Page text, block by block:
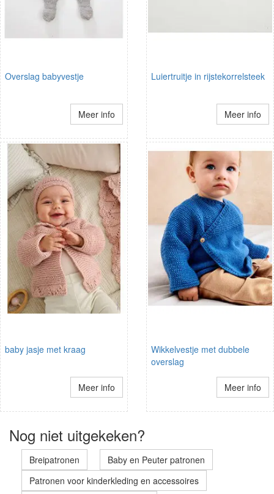
Overslag babyvestje
Meer info
Luiertruitje in rijstekorrelsteek
Meer info
baby jasje met kraag
Meer info
Wikkelvestje met dubbele
overslag
Meer info
Nog niet uitgekeken?
Breipatronen
Baby en Peuter patronen
Patronen voor kinderkleding en accessoires